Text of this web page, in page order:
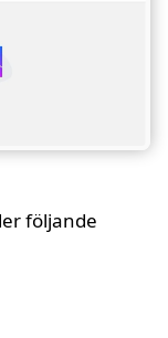
följande